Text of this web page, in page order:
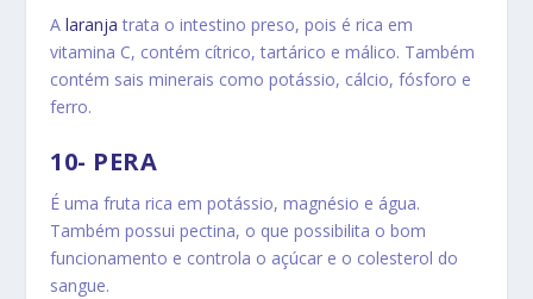
A laranja trata o intestino preso, pois é rica em
vitamina C, contém cítrico, tartárico e málico. Também
contém sais minerais como potássio, cálcio, fósforo e
ferro.
10- PERA
É uma fruta rica em potássio, magnésio e água.
Também possui pectina, o que possibilita o bom
funcionamento e controla o açúcar e o colesterol do
sangue.